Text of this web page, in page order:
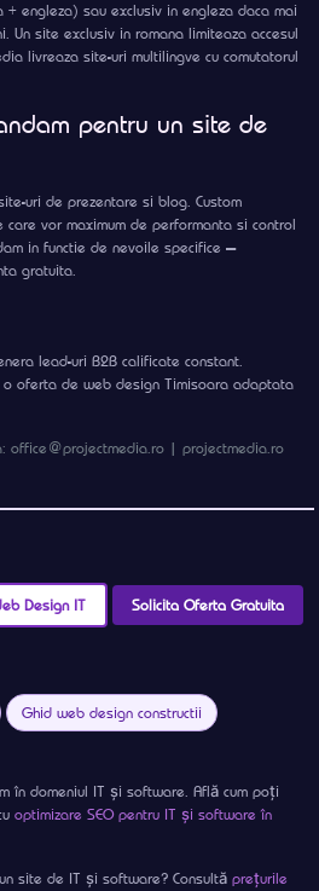
+ engleza) sau exclusiv in engleza daca mai
Un site exclusiv in romana limiteaza accesul
livreaza site-uri multilingve cu comutatorul
pentru un site de
uri de prezentare si blog. Custom
vor maximum de performanta si control
in functie de nevoile specifice —
gratuita.
lead-uri B2B calificate constant.
o oferta de web design Timisoara adaptata
office@projectmedia.ro | projectmedia.ro
Design IT Solicita Oferta Gratuita
Ghid web design constructii
în domeniul IT și software. Află cum poți
optimizare SEO pentru IT și software în
site de IT și software? Consultăprețurile